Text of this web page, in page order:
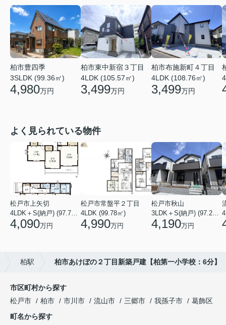
柏市豊四季
3SLDK (99.36㎡)
4,980万円
柏市東中新宿３丁目
4LDK (105.57㎡)
3,499万円
柏市布施新町４丁目
4LDK (108.76㎡)
3,499万円
よく見られている物件
松戸市上矢切
4LDK＋S(納戸) (97.71㎡)
4,090万円
松戸市常盤平２丁目
4LDK (99.78㎡)
4,990万円
松戸市秋山
3LDK＋S(納戸) (97.29㎡)
4,190万円
柏駅 柏市あけぼの２丁目新築戸建【柏第一小学校：6分】
市区町村から探す
松戸市
柏市 市川市 流山市 三郷市 我孫子市
葛飾区
町名から探す